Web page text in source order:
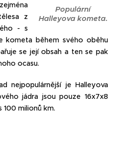
Populární
Halleyova kometa.
z
- s
kometa během svého oběhu
se její obsah a ten se pak
ocasu.
nejpopulárnější je Halleyova
jádra jsou pouze 16x7x8
100 milionů km.